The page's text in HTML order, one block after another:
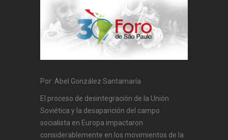
Por: Abel González Santamaría
El proceso de desintegración de la Unión
Soviética y la desaparición del campo
socialista en Europa impactaron
considerablemente en los movimientos de la